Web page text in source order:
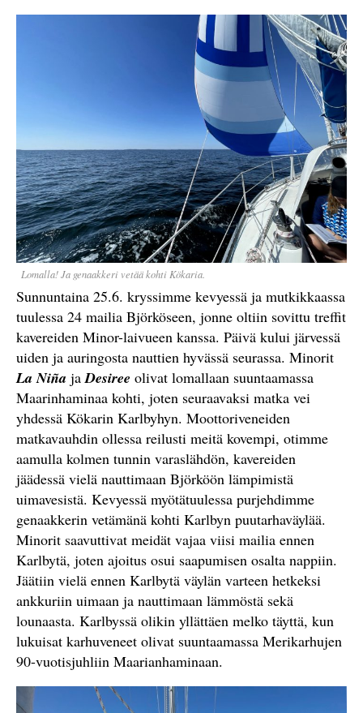
Lomalla! Ja genaakkeri vetää kohti Kökaria.
Sunnuntaina 25.6. kryssimme kevyessä ja mutkikkaassa
tuulessa 24 mailia Björköseen, jonne oltiin sovittu treffit
kavereiden Minor-laivueen kanssa. Päivä kului järvessä
uiden ja auringosta nauttien hyvässä seurassa. Minorit
La Niña jaDesiree olivat lomallaan suuntaamassa
Maarinhaminaa kohti, joten seuraavaksi matka vei
yhdessä Kökarin Karlbyhyn. Moottoriveneiden
matkavauhdin ollessa reilusti meitä kovempi, otimme
aamulla kolmen tunnin varaslähdön, kavereiden
jäädessä vielä nauttimaan Björköön lämpimistä
uimavesistä. Kevyessä myötätuulessa purjehdimme
genaakkerin vetämänä kohti Karlbyn puutarhaväylää.
Minorit saavuttivat meidät vajaa viisi mailia ennen
Karlbytä, joten ajoitus osui saapumisen osalta nappiin.
Jäätiin vielä ennen Karlbytä väylän varteen hetkeksi
ankkuriin uimaan ja nauttimaan lämmöstä sekä
lounaasta. Karlbyssä olikin yllättäen melko täyttä, kun
lukuisat karhuveneet olivat suuntaamassa Merikarhujen
90-vuotisjuhliin Maarianhaminaan.